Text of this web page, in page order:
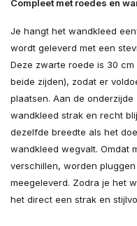
Compleet met roedes en
Je hangt het wandkleed
wordt geleverd met een
Deze zwarte roede is 30
beide zijden), zodat er
plaatsen. Aan de
wandkleed strak en recht
dezelfde breedte als het
wandkleed wegvalt. Omdat
verschillen, worden
meegeleverd. Zodra je het
het direct een strak en